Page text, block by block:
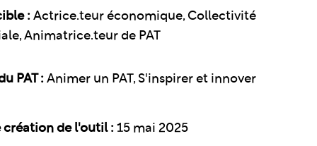
: Actrice.teur économique, Collectivité
Animatrice.teur de PAT
PAT : Animer un PAT, S'inspirer et innover
création de l'outil : 15 mai 2025